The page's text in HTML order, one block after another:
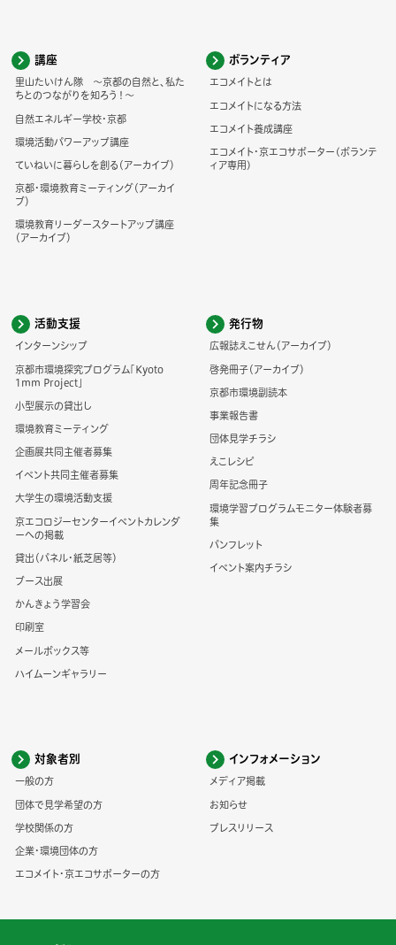
講座
里山たいけん隊 ～京都の自然と、私た
ちとのつながりを知ろう！～
自然エネルギー学校・京都
環境活動パワーアップ講座
ていねいに暮らしを創る（アーカイブ）
京都・環境教育ミーティング（アーカイ
ブ）
環境教育リーダースタートアップ講座
（アーカイブ）
ボランティア
エコメイトとは
エコメイトになる方法
エコメイト養成講座
エコメイト・京エコサポーター(ボランテ
ィア専用)
活動支援
インターンシップ
京都市環境探究プログラム「Kyoto
1mm Project」
小型展示の貸出し
環境教育ミーティング
企画展共同主催者募集
イベント共同主催者募集
大学生の環境活動支援
京エコロジーセンターイベントカレンダ
ーへの掲載
貸出（パネル・紙芝居等）
ブース出展
かんきょう学習会
印刷室
メールボックス等
ハイムーンギャラリー
発行物
広報誌えこせん（アーカイブ）
啓発冊子（アーカイブ）
京都市環境副読本
事業報告書
団体見学チラシ
えこレシピ
周年記念冊子
環境学習プログラムモニター体験者募
集
パンフレット
イベント案内チラシ
対象者別
一般の方
団体で見学希望の方
学校関係の方
企業・環境団体の方
エコメイト・京エコサポーターの方
インフォメーション
メディア掲載
お知らせ
プレスリリース